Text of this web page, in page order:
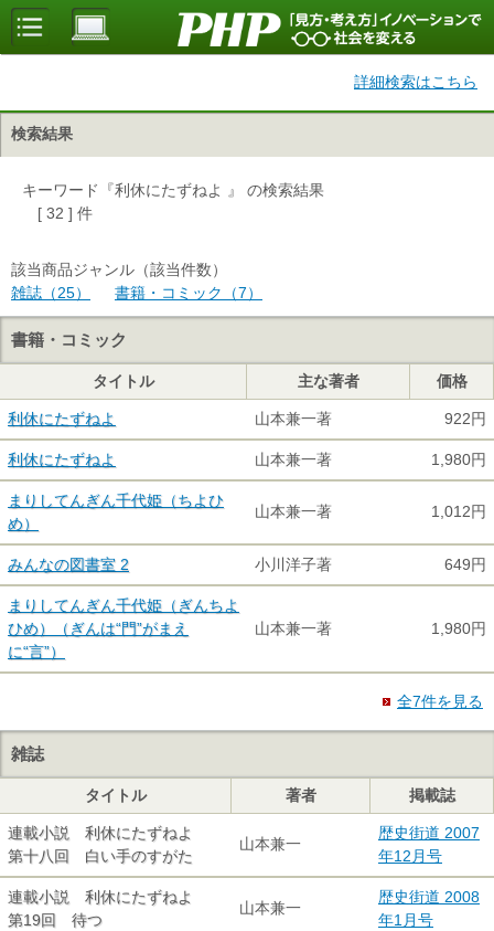
詳細検索はこちら
検索結果
キーワード『利休にたずねよ 』 の検索結果
[ 32 ] 件
該当商品ジャンル（該当件数）
雑誌（25）
書籍・コミック（7）
書籍・コミック
タイトル 主な著者 価格
利休にたずねよ 山本兼一著 922円
利休にたずねよ 山本兼一著 1,980円
まりしてんぎん千代姫（ちよひ
め）
山本兼一著 1,012円
みんなの図書室 2 小川洋子著 649円
まりしてんぎん千代姫（ぎんちよ
ひめ）（ぎんは“門”がまえ
に“言”）
山本兼一著 1,980円
全7件を見る
雑誌
タイトル 著者 掲載誌
連載小説 利休にたずねよ
第十八回 白い手のすがた
山本兼一
歴史街道 2007
年12月号
連載小説 利休にたずねよ
第19回 待つ
山本兼一
歴史街道 2008
年1月号